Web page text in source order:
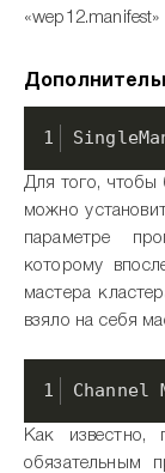
Для того, чтобы
можно
параметре
которому
мастера
взяло на себя
Channel
Как известно,
обязательным